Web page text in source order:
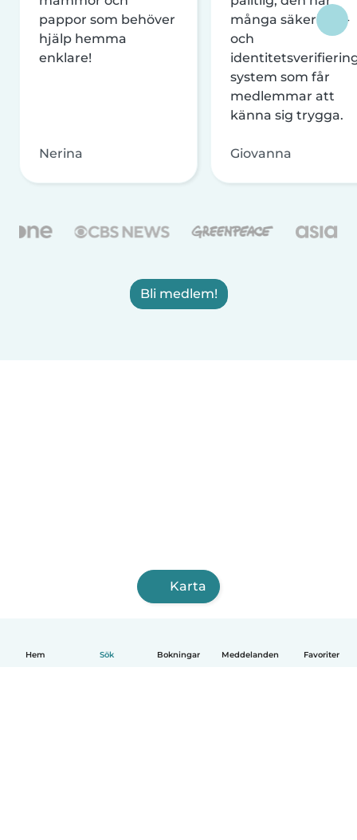
Hem Sök Bokningar Meddelanden Favoriter
pappor som behöver
hjälp hemma
enklare!
Nerina
många säkerhets-
och
system som får
medlemmar att
känna sig trygga.
Giovanna
Bli medlem!
Karta